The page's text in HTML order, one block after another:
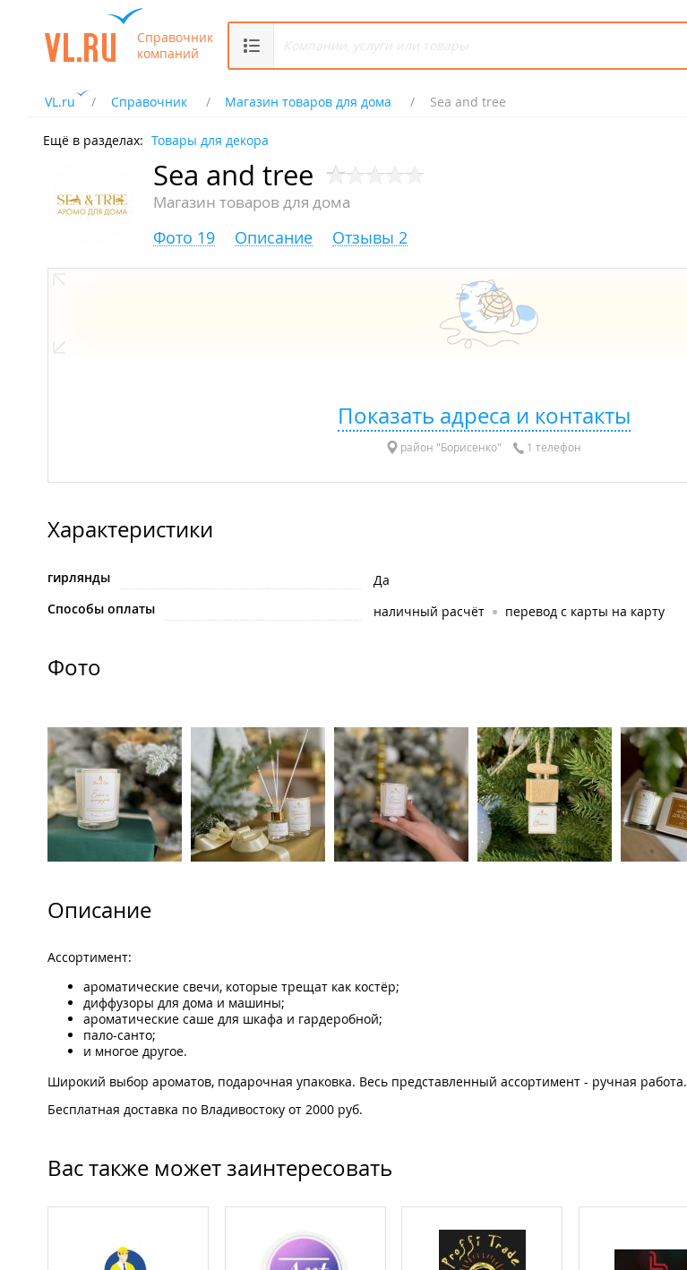
Справочник
компаний
VL.ru Справочник Магазин товаров для дома Sea and tree
Ещё в разделах: Товары для декора
Sea and tree
Магазин товаров для дома
Фото 19 Описание Отзывы 2
Показать адреса и контакты
район "Борисенко" 1 телефон
Характеристики
гирлянды
Да
Способы оплаты
наличный расчёт перевод с карты на карту
Фото
Описание
Ассортимент:
ароматические свечи, которые трещат как костёр;
диффузоры для дома и машины;
ароматические саше для шкафа и гардеробной;
пало-санто;
и многое другое.
Широкий выбор ароматов, подарочная упаковка. Весь представленный ассортимент - ручная работа.
Бесплатная доставка по Владивостоку от 2000 руб.
Вас также может заинтересовать